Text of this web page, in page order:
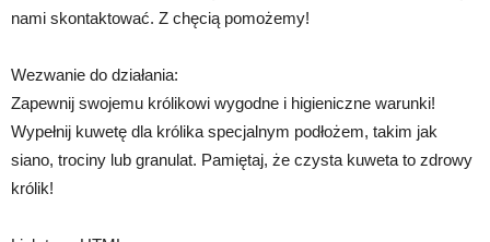
nami skontaktować. Z chęcią pomożemy!
Wezwanie do działania:
Zapewnij swojemu królikowi wygodne i higieniczne warunki!
Wypełnij kuwetę dla królika specjalnym podłożem, takim jak
siano, trociny lub granulat. Pamiętaj, że czysta kuweta to zdrowy
królik!